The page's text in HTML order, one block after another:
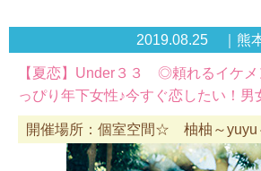
2019.08.25 ｜熊
【夏恋】Under３３ ◎頼れるイケメ
っぴり年下女性♪今すぐ恋したい！男
開催場所：個室空間☆ 柚柚～